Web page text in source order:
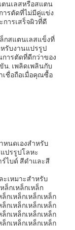
ตนเลสหรือสแตน
ารตัดที่ไม่มีคู่แข่ง
ารเสร็จผิวที่ดี
ล็กสแตนเลสแข็งที่
รับงานแปรรูป
ารตัดที่ดีกว่าของ
น. เพลิดเพลินกับ
เชื่อถือเมื่อคุณซื้อ
หนดเองสําหรับ
ปรรูปโลหะ
ไบด์ สีดําและสี
เหมาะสําหรับ
ล็กเหล็กเหล็ก
ล็กเหล็กเหล็กเหล็ก
ล็กเหล็กเหล็กเหล็ก
ล็กเหล็กเหล็กเหล็ก
ล็กเหล็กเหล็กเหล็ก